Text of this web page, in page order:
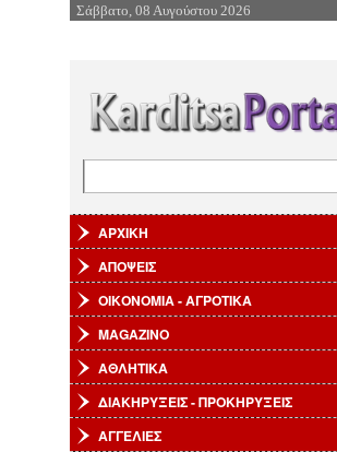
Επιστροφή στην Πλοήγηση
Σάββατο, 08 Αυγούστου 2026
ΑΡΧΙΚΗ
ΑΠΟΨΕΙΣ
ΟΙΚΟΝΟΜΙΑ - ΑΓΡΟΤΙΚΑ
MAGAZINO
ΑΘΛΗΤΙΚΑ
ΔΙΑΚΗΡΥΞΕΙΣ - ΠΡΟΚΗΡΥΞΕΙΣ
ΑΓΓΕΛΙΕΣ